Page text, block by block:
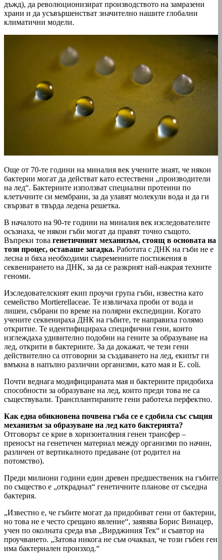
дъжд), да революционизират производството на замразени
храни и да усъвършенстват значително нашите глобални
климатични модели.
Още от 70-те години на миналия век учените знаят, че някои
бактерии могат да действат като естествени „производители
на лед“. Бактериите използват специални протеини по
клетъчните си мембрани, за да улавят молекули вода и да ги
свързват в твърда ледена решетка.
В началото на 90-те години на миналия век изследователите
осъзнаха, че някои гъби могат да правят точно същото.
Въпреки това генетичният механизъм, стоящ в основата на
този процес, оставаше загадка. Работата с ДНК на гъби не е
лесна и бяха необходими съвременните постижения в
секвенирането на ДНК, за да се разкрият най-накрая техните
геноми.
Изследователският екип проучи група гъби, известна като
семейство Mortierellaceae. Те извличаха проби от вода и
лишеи, събрани по време на полярни експедиции. Когато
учените секвенираха ДНК на гъбите, те направиха голямо
откритие. Те идентифицираха специфични гени, които
изглеждаха удивително подобни на гените за образуване на
лед, открити в бактериите. За да докажат, че тези гени
действително са отговорни за създаването на лед, екипът ги
вмъкна в напълно различни организми, като мая и E. coli.
Почти веднага модифицираната мая и бактериите придобиха
способности за образуване на лед, които преди това не са
съществували. Трансплантираните гени работеха перфектно.
Как една обикновена почвена гъба се е сдобила със същия
механизъм за образуване на лед като бактерията?
Отговорът се крие в хоризонталния генен трансфер –
преносът на генетичен материал между организми по начин,
различен от вертикалното предаване (от родител на
потомство).
Преди милиони години един древен предшественик на гъбите
по същество е „откраднал“ генетичните планове от съседна
бактерия.
„Известно е, че гъбите могат да придобиват гени от бактерии,
но това не е често срещано явление“, заявява Борис Винацер,
учен по околната среда във „Вирджиния Тек“ и съавтор на
проучването. „Затова никога не съм очаквал, че този гъбен ген
има бактериален произход.“